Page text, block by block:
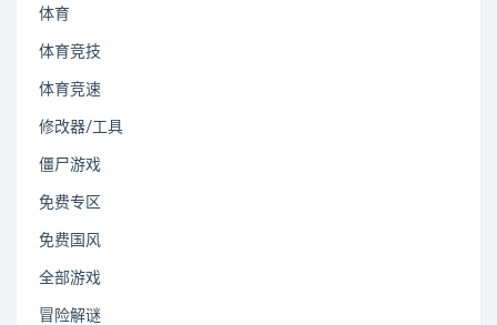
体育
体育竞技
体育竞速
修改器/工具
僵尸游戏
免费专区
免费国风
全部游戏
冒险解谜